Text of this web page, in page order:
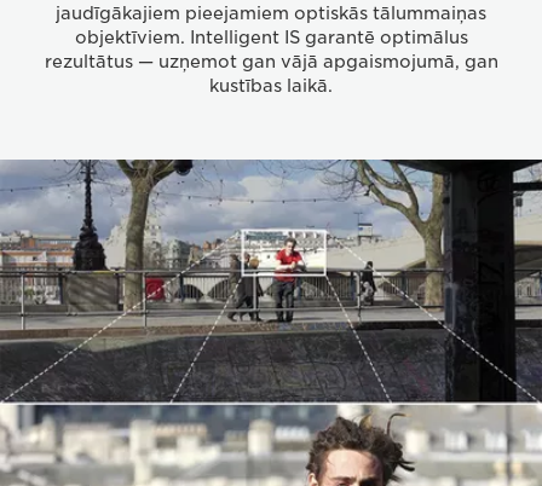
jaudīgākajiem pieejamiem optiskās tālummaiņas
objektīviem. Intelligent IS garantē optimālus
rezultātus — uzņemot gan vājā apgaismojumā, gan
kustības laikā.